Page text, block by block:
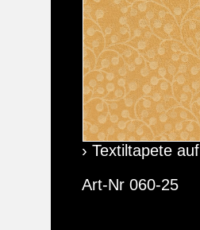
› Textiltapete
Art-Nr 060-25